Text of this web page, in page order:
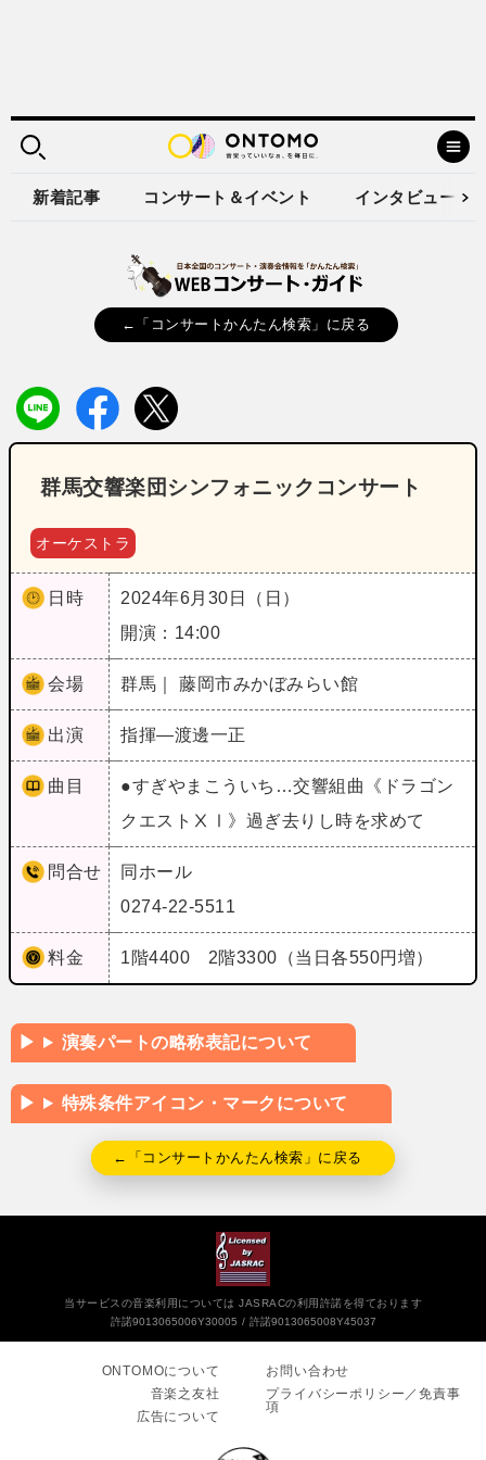
新着記事 コンサート＆イベント インタビュー
←「コンサートかんたん検索」に戻る
群馬交響楽団シンフォニックコンサート
オーケストラ
日時
2024年6月30日（日）
開演：14:00
会場 群馬｜ 藤岡市みかぼみらい館
出演 指揮―渡邊一正
曲目
●すぎやまこういち…交響組曲《ドラゴン
クエストⅩⅠ》過ぎ去りし時を求めて
問合せ
同ホール
0274-22-5511
料金 1階4400 2階3300（当日各550円増）
演奏パートの略称表記について
特殊条件アイコン・マークについて
←「コンサートかんたん検索」に戻る
当サービスの音楽利用については JASRACの利用許諾を得ております
許諾9013065006Y30005
許諾9013065008Y45037
ONTOMOについて
音楽之友社
広告について
お問い合わせ
プライバシーポリシー／免責事
項